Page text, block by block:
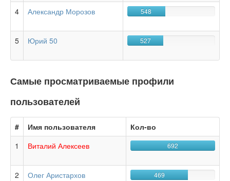
4 Александр Морозов 548
5 Юрий 50 527
Самые просматриваемые профили
пользователей
# Имя пользователя
Кол-во
1
Виталий Алексеев 692
2 Олег Аристархов 469